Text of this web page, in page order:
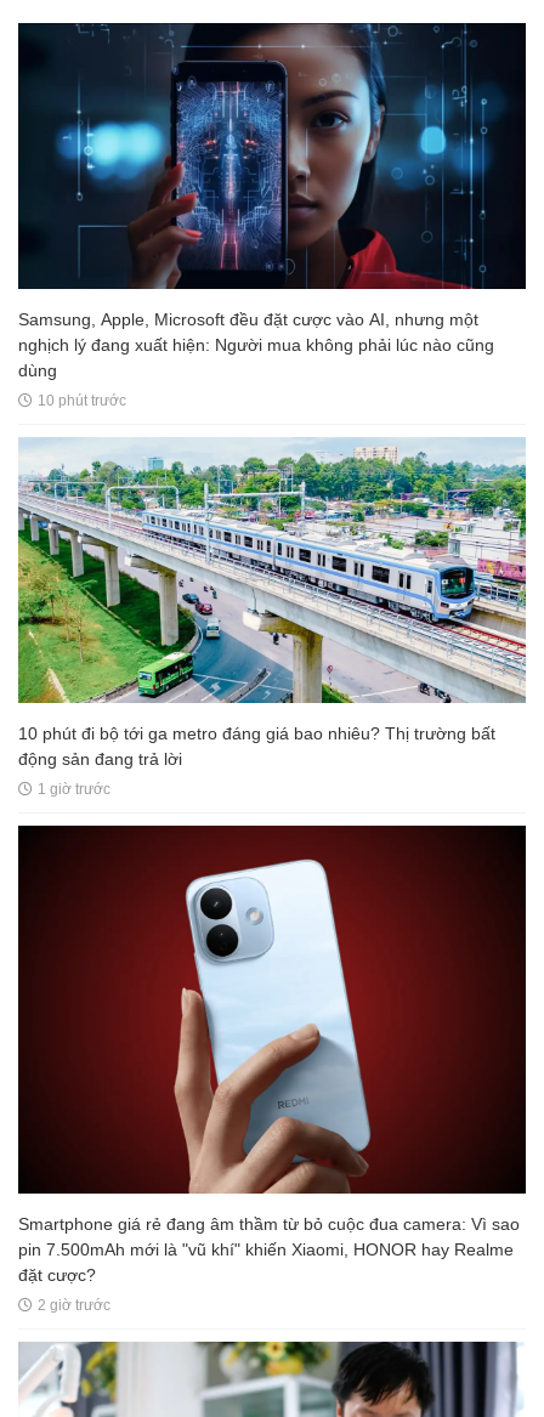
Samsung, Apple, Microsoft đều đặt cược vào AI, nhưng một
nghịch lý đang xuất hiện: Người mua không phải lúc nào cũng
dùng
10 phút trước
10 phút đi bộ tới ga metro đáng giá bao nhiêu? Thị trường bất
động sản đang trả lời
1 giờ trước
Smartphone giá rẻ đang âm thầm từ bỏ cuộc đua camera: Vì sao
pin 7.500mAh mới là "vũ khí" khiến Xiaomi, HONOR hay Realme
đặt cược?
2 giờ trước